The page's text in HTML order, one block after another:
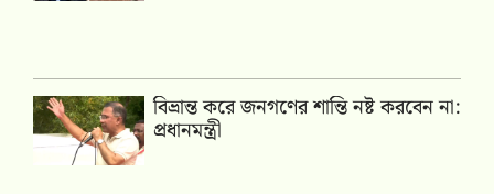
বিভ্রান্ত করে জনগণের শান্তি নষ্ট করবেন না:
প্রধানমন্ত্রী